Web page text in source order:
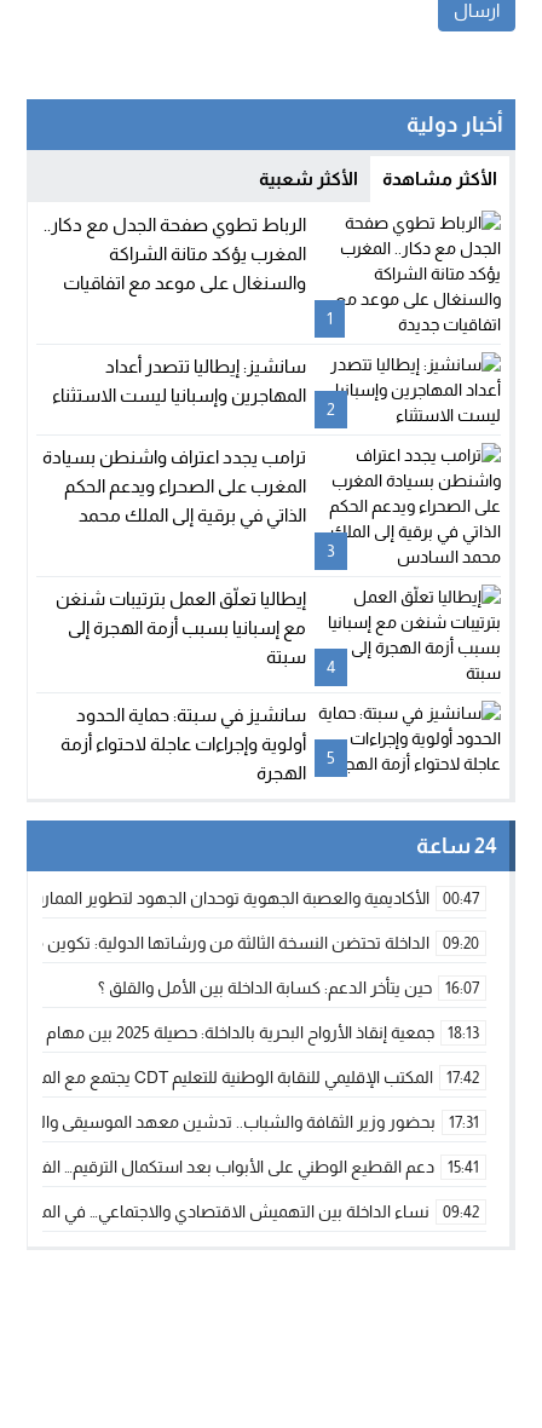
أخبار دولية
الأكثر مشاهدة الأكثر شعبية
1
الرباط تطوي صفحة الجدل مع دكار..
المغرب يؤكد متانة الشراكة
والسنغال على موعد مع اتفاقيات
2
سانشيز: إيطاليا تتصدر أعداد
المهاجرين وإسبانيا ليست الاستثناء
3
ترامب يجدد اعتراف واشنطن بسيادة
المغرب على الصحراء ويدعم الحكم
الذاتي في برقية إلى الملك محمد
4
إيطاليا تعلّق العمل بترتيبات شنغن
مع إسبانيا بسبب أزمة الهجرة إلى
سبتة
5
سانشيز في سبتة: حماية الحدود
أولوية وإجراءات عاجلة لاحتواء أزمة
الهجرة
24 ساعة
00:47 الأكاديمية والعصبة الجهوية توحدان الجهود لتطوير الممارسة
09:20 الداخلة تحتضن النسخة الثالثة من ورشاتها الدولية: تكوين
16:07 حين يتأخر الدعم: كسابة الداخلة بين الأمل والقلق ؟
18:13 جمعية إنقاذ الأرواح البحرية بالداخلة: حصيلة 2025 بين مهام الإنقاذ ومشروع “دار البحار”
17:42 المكتب الإقليمي للنقابة الوطنية للتعليم CDT يجتمع مع المدير الإقليمي لمناقشة ملفات جوهرية لنساء ورجال التعليم
17:31 بحضور وزير الثقافة والشباب.. تدشين معهد الموسيقى والفنون
15:41 دعم القطيع الوطني على الأبواب بعد استكمال الترقيم…
09:42 نساء الداخلة بين التهميش الاقتصادي والاجتماعي… في المؤسسات